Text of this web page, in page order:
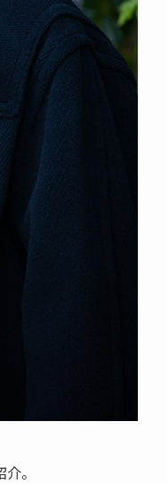
。